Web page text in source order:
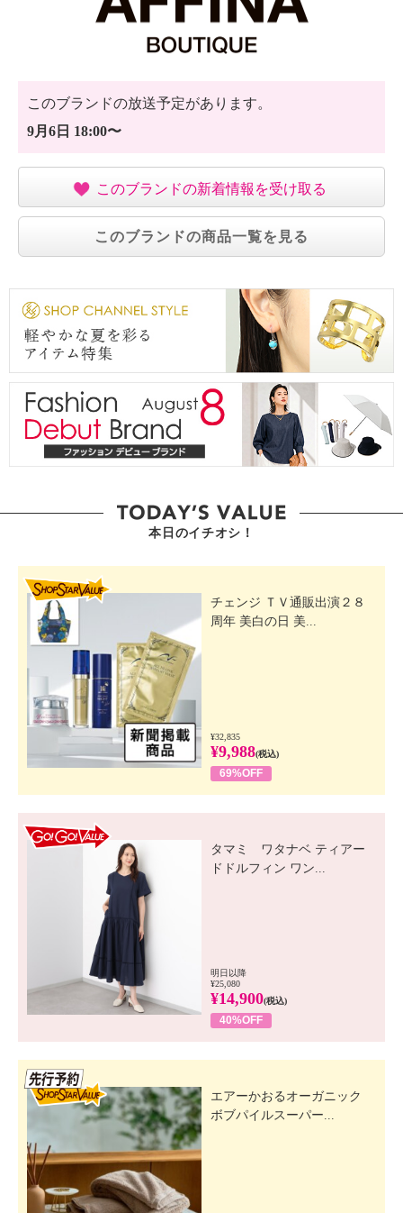
このブランドの放送予定があります。
9月6日 18:00〜
このブランドの新着情報を受け取る
このブランドの商品一覧を見る
本日のイチオシ！
チェンジ ＴＶ通販出演２８
周年 美白の日 美...
¥32,835
¥9,988(税込)
69%OFF
タマミ ワタナベ ティアー
ドドルフィン ワン...
明日以降
¥25,080
¥14,900(税込)
40%OFF
エアーかおるオーガニック
ボブパイルスーパー...